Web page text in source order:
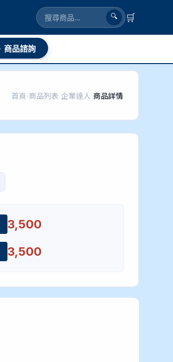
🔍 🛒
商品諮詢
首頁›商品列表›企業達人›商品詳情
3,500
3,500